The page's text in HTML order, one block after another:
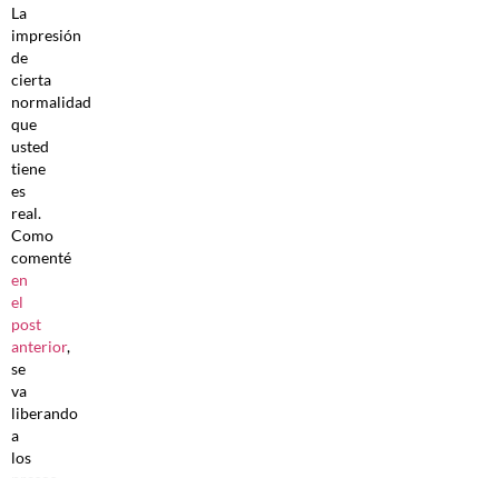
La
impresión
de
cierta
normalidad
que
usted
tiene
es
real.
Como
comenté
en
el
post
anterior,
se
va
liberando
a
los